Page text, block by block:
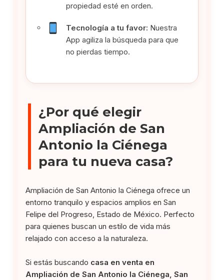
propiedad esté en orden.
Tecnología a tu favor: Nuestra
App agiliza la búsqueda para que
no pierdas tiempo.
¿Por qué elegir
Ampliación de San
Antonio la Ciénega
para tu nueva casa?
Ampliación de San Antonio la Ciénega ofrece un
entorno tranquilo y espacios amplios en San
Felipe del Progreso, Estado de México. Perfecto
para quienes buscan un estilo de vida más
relajado con acceso a la naturaleza.
Si estás buscando casa en venta en
Ampliación de San Antonio la Ciénega, San